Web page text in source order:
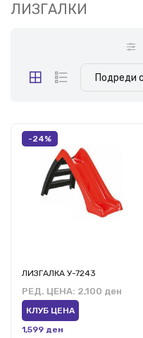
ЛИЗГАЛКИ
-24%
ЛИЗГАЛКА У-7243
РЕД. ЦЕНА: 2,100 ден
КЛУБ ЦЕНА
1,599 ден